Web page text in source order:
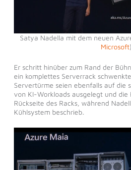
Satya Nadella mit dem neuen
Microsoft)
Er schritt hinüber zum Rand der
ein komplettes Serverrack
Servertürme seien ebenfalls auf die
von KI-Workloads ausgelegt und die
Rückseite des Racks, während
Kühlsystem beschrieb.